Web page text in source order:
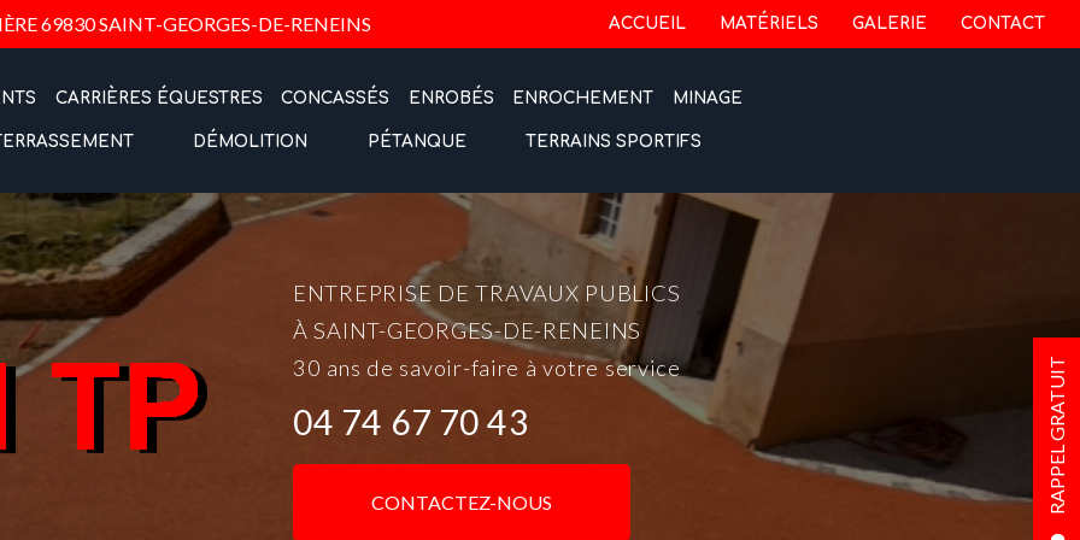
69830 SAINT-GEORGES-DE-RENEINS
RAPPEL GRATUIT
Navigation secondaire
ACCUEIL MATÉRIELS GALERIE CONTACT
CARRIÈRES ÉQUESTRES CONCASSÉS ENROBÉS ENROCHEMENT MINAGE
DÉMOLITION PÉTANQUE TERRAINS SPORTIFS
ENTREPRISE DE TRAVAUX PUBLICS
À SAINT-GEORGES-DE-RENEINS
30 ans de savoir-faire à votre service
04 74 67 70 43
CONTACTEZ-NOUS